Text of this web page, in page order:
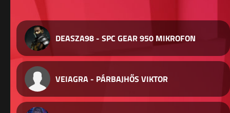
DEASZA98 - SPC GEAR 950 MIKROFON
VEIAGRA - PÁRBAJHŐS VIKTOR